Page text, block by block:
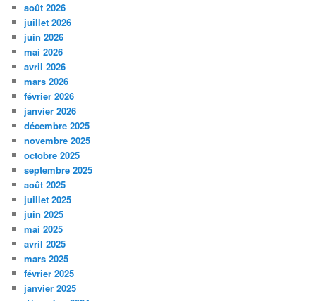
août 2026
juillet 2026
juin 2026
mai 2026
avril 2026
mars 2026
février 2026
janvier 2026
décembre 2025
novembre 2025
octobre 2025
septembre 2025
août 2025
juillet 2025
juin 2025
mai 2025
avril 2025
mars 2025
février 2025
janvier 2025